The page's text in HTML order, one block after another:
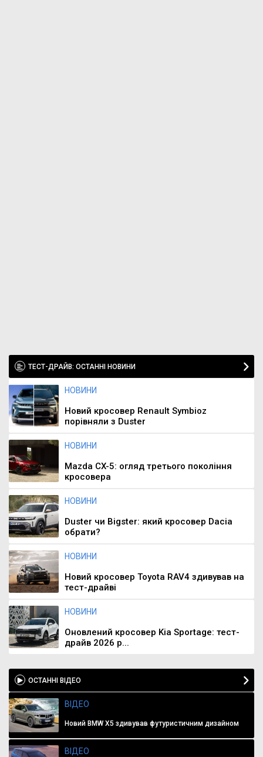
ТЕСТ-ДРАЙВ: ОСТАННІ НОВИНИ
НОВИНИ
Новий кросовер Renault Symbioz
порівняли з Duster
НОВИНИ
Mazda CX-5: огляд третього покоління
кросовера
НОВИНИ
Duster чи Bigster: який кросовер Dacia
обрати?
НОВИНИ
Новий кросовер Toyota RAV4 здивував на
тест-драйві
НОВИНИ
Оновлений кросовер Kia Sportage: тест-
драйв 2026 р...
ОСТАННІ ВІДЕО
ВІДЕО
Новий BMW X5 здивував футуристичним дизайном
ВІДЕО